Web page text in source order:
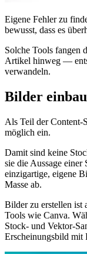
Eigene Fehler zu
bewusst, dass es
Solche Tools fangen
Artikel hinweg —
verwandeln.
Bilder
Als Teil der Content-
möglich ein.
Damit sind keine
sie die Aussage
einzigartige, eigene
Masse ab.
Bilder zu erstellen
Tools wie Canva.
Stock- und Vektor-
Erscheinungsbild mit